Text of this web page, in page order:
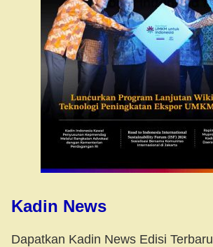
Kadin News
Dapatkan Kadin News Edisi Terbaru